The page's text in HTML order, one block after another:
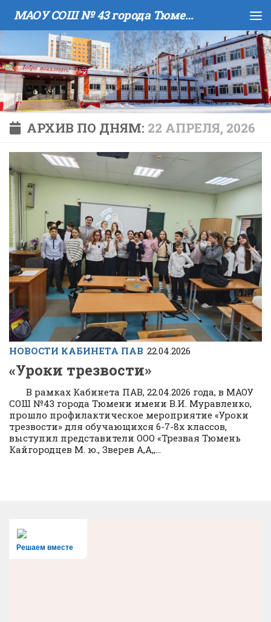
Skip to content МАОУ COШ № 43 города Тюмени имени В.И. Муравленко
АРХИВ ПО ДНЯМ: 22 АПРЕЛЯ, 2026
НОВОСТИ КАБИНЕТА ПАВ 22.04.2026
«Уроки трезвости»
В рамках Кабинета ПАВ, 22.04.2026 года, в МАОУ
СОШ №43 города Тюмени имени В.И. Муравленко,
прошло профилактическое мероприятие «Уроки
трезвости» для обучающихся 6-7-8х классов,
выступил представители ООО «Трезвая Тюмень
Кайгородцев М. ю., Зверев А,А,,...
Решаем вместе